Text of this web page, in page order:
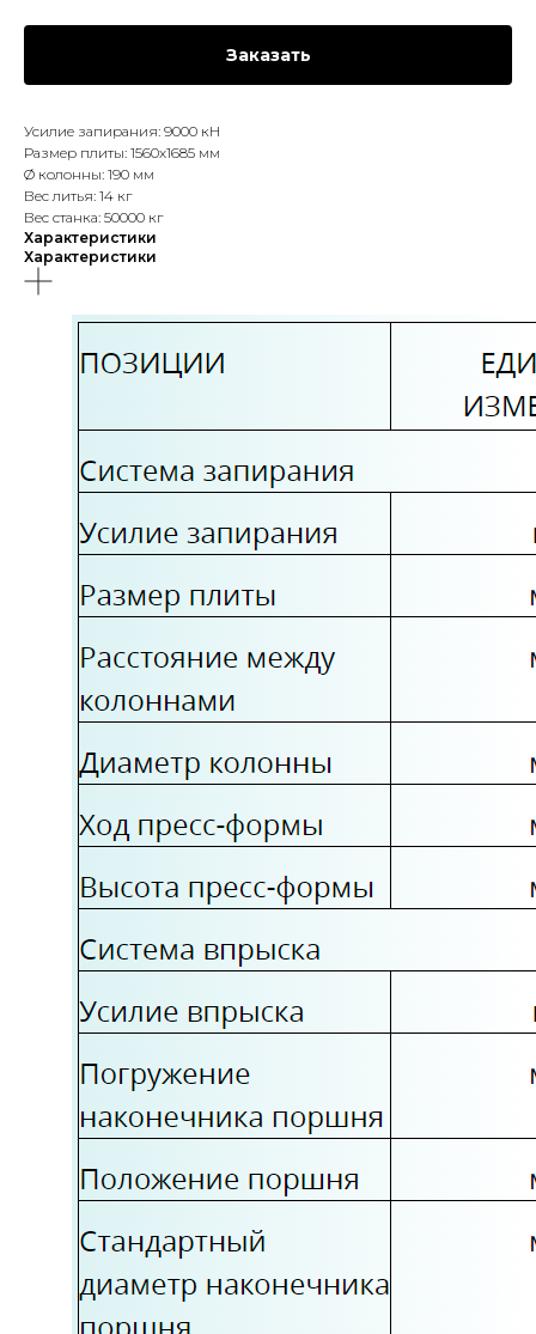
Заказать
Усилие запирания: 9000 кН
Размер плиты: 1560х1685 мм
Ø колонны: 190 мм
Вес литья: 14 кг
Вес станка: 50000 кг
Характеристики
Характеристики